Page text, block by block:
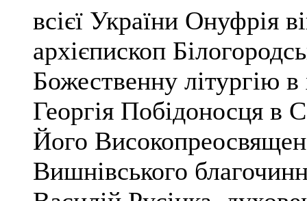
всієї України Онуфрія
архієпископ
Божественну літургію
Георгія Побідоносця в
Його
Вишнівського